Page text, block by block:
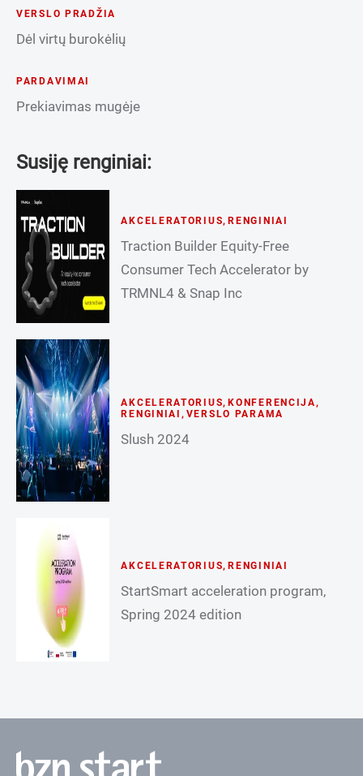
VERSLO PRADŽIA
Dėl virtų burokėlių
PARDAVIMAI
Prekiavimas mugėje
Susiję renginiai:
AKCELERATORIUS, RENGINIAI
Traction Builder Equity-Free
Consumer Tech Accelerator by
TRMNL4 & Snap Inc
AKCELERATORIUS, KONFERENCIJA,
RENGINIAI , VERSLO PARAMA
Slush 2024
AKCELERATORIUS, RENGINIAI
StartSmart acceleration program,
Spring 2024 edition